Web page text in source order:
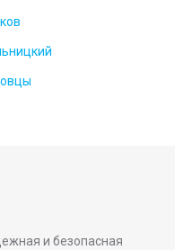
и безопасная